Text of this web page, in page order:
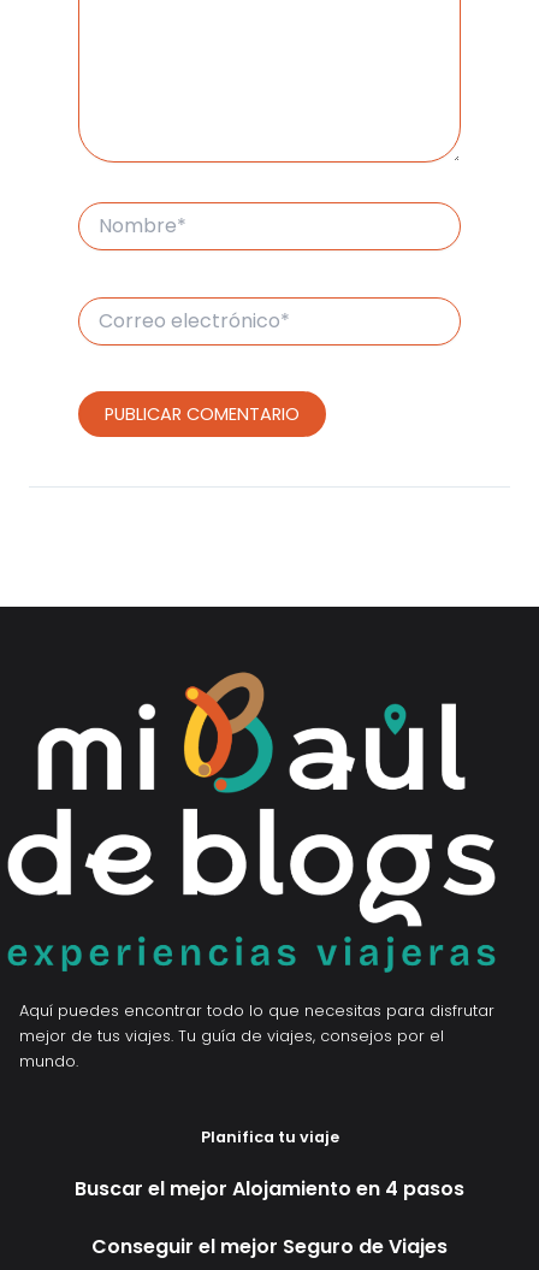
Nombre*
Correo
electrónico*
Aquí puedes encontrar todo lo que necesitas para disfrutar
mejor de tus viajes. Tu guía de viajes, consejos por el
mundo.
Planifica tu viaje
Buscar el mejor Alojamiento en 4 pasos
Conseguir el mejor Seguro de Viajes